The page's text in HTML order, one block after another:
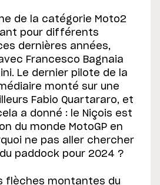
de la catégorie Moto2
pour différents
dernières années,
Francesco Bagnaia
Le dernier pilote de la
monté sur une
Fabio Quartararo, et
a donné : le Niçois est
du monde MotoGP en
ne pas aller chercher
paddock pour 2024 ?
flèches montantes du